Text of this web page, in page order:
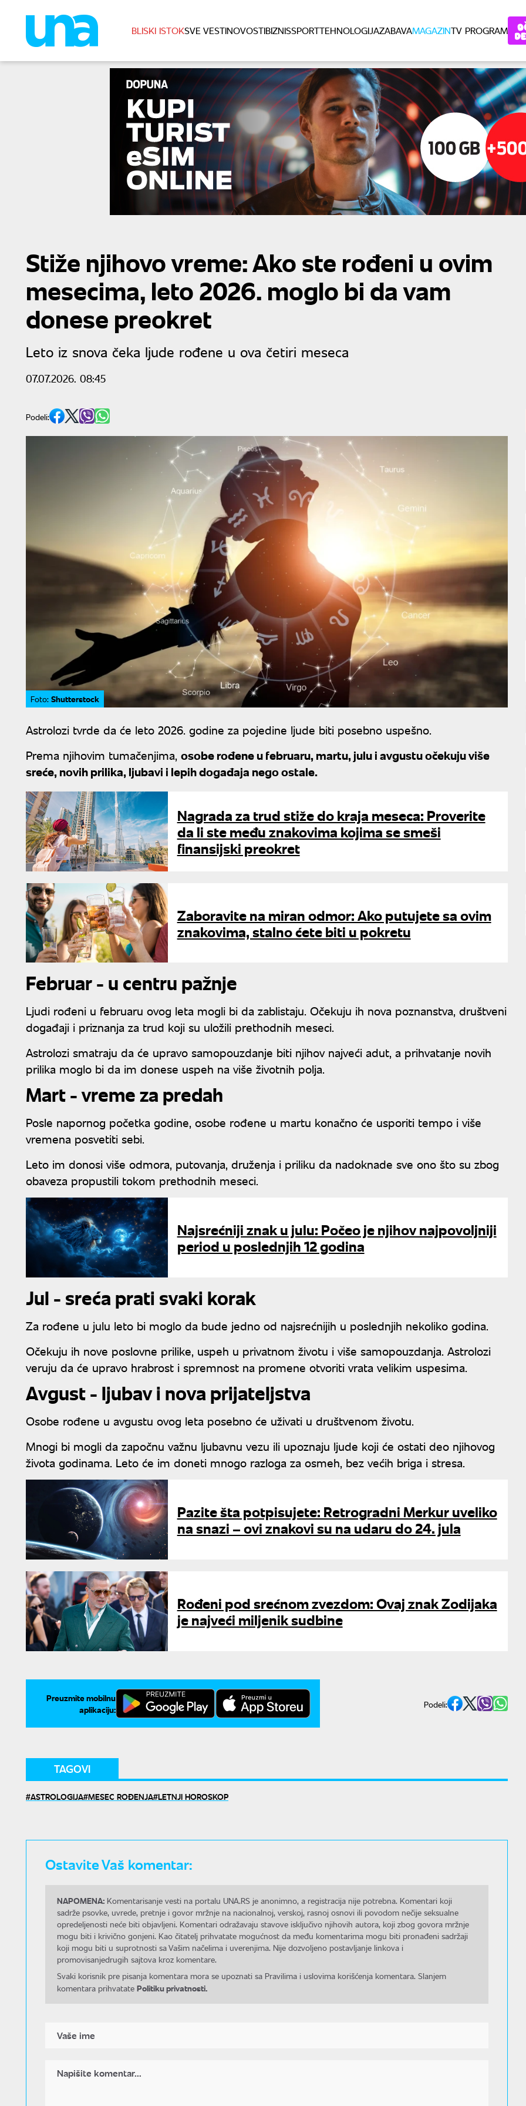
BLISKI ISTOKSVE VESTINOVOSTIBIZNISSPORTTEHNOLOGIJAZABAVAMAGAZINTV PROGRAM
Stiže njihovo vreme: Ako ste rođeni u ovim
mesecima, leto 2026. moglo bi da vam
donese preokret
Leto iz snova čeka ljude rođene u ova četiri meseca
07.07.2026. 08:45
Podeli:
Foto: Shutterstock
Astrolozi tvrde da će leto 2026. godine za pojedine ljude biti posebno uspešno.
Prema njihovim tumačenjima, osobe rođene u februaru, martu, julu i avgustu očekuju više
sreće, novih prilika, ljubavi i lepih događaja nego ostale.
Nagrada za trud stiže do kraja meseca: Proverite
da li ste među znakovima kojima se smeši
finansijski preokret
Zaboravite na miran odmor: Ako putujete sa ovim
znakovima, stalno ćete biti u pokretu
Februar - u centru pažnje
Ljudi rođeni u februaru ovog leta mogli bi da zablistaju. Očekuju ih nova poznanstva, društveni
događaji i priznanja za trud koji su uložili prethodnih meseci.
Astrolozi smatraju da će upravo samopouzdanje biti njihov najveći adut, a prihvatanje novih
prilika moglo bi da im donese uspeh na više životnih polja.
Mart - vreme za predah
Posle napornog početka godine, osobe rođene u martu konačno će usporiti tempo i više
vremena posvetiti sebi.
Leto im donosi više odmora, putovanja, druženja i priliku da nadoknade sve ono što su zbog
obaveza propustili tokom prethodnih meseci.
Najsrećniji znak u julu: Počeo je njihov najpovoljniji
period u poslednjih 12 godina
Jul - sreća prati svaki korak
Za rođene u julu leto bi moglo da bude jedno od najsrećnijih u poslednjih nekoliko godina.
Očekuju ih nove poslovne prilike, uspeh u privatnom životu i više samopouzdanja. Astrolozi
veruju da će upravo hrabrost i spremnost na promene otvoriti vrata velikim uspesima.
Avgust - ljubav i nova prijateljstva
Osobe rođene u avgustu ovog leta posebno će uživati u društvenom životu.
Mnogi bi mogli da započnu važnu ljubavnu vezu ili upoznaju ljude koji će ostati deo njihovog
života godinama. Leto će im doneti mnogo razloga za osmeh, bez većih briga i stresa.
Pazite šta potpisujete: Retrogradni Merkur uveliko
na snazi – ovi znakovi su na udaru do 24. jula
Rođeni pod srećnom zvezdom: Ovaj znak Zodijaka
je najveći miljenik sudbine
Preuzmite mobilnu
aplikaciju:
Podeli:
TAGOVI
ASTROLOGIJA MESEC ROĐENJA LETNJI HOROSKOP
Ostavite Vaš komentar:
NAPOMENA: Komentarisanje vesti na portalu UNA.RS je anonimno, a registracija nije potrebna. Komentari koji
sadrže psovke, uvrede, pretnje i govor mržnje na nacionalnoj, verskoj, rasnoj osnovi ili povodom nečije seksualne
opredeljenosti neće biti objavljeni. Komentari odražavaju stavove isključivo njihovih autora, koji zbog govora mržnje
mogu biti i krivično gonjeni. Kao čitatelj prihvatate mogućnost da među komentarima mogu biti pronađeni sadržaji
koji mogu biti u suprotnosti sa Vašim načelima i uverenjima. Nije dozvoljeno postavljanje linkova i
promovisanjedrugih sajtova kroz komentare.
Svaki korisnik pre pisanja komentara mora se upoznati sa Pravilima i uslovima korišćenja komentara. Slanjem
komentara prihvatate Politiku privatnosti.